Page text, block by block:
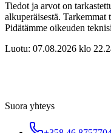
Tiedot ja arvot on
alkuperäisestä.
Pidätämme oikeuden
Luotu: 07.08.2026 klo
Suora yhteys